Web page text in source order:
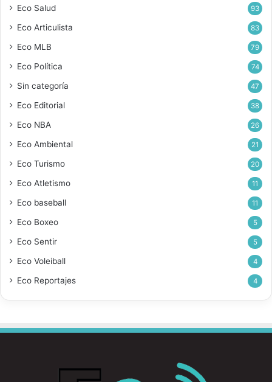
Eco Salud 93
Eco Articulista 83
Eco MLB 79
Eco Política 74
Sin categoría 47
Eco Editorial 38
Eco NBA 26
Eco Ambiental 21
Eco Turismo 20
Eco Atletismo 11
Eco baseball 11
Eco Boxeo 5
Eco Sentir 5
Eco Voleiball 4
Eco Reportajes 4